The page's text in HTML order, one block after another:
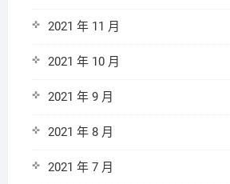
2021 年 11 月
2021 年 10 月
2021 年 9 月
2021 年 8 月
2021 年 7 月